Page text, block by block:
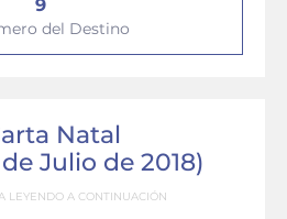
9
del Destino
Natal
Julio de 2018)
LEYENDO A CONTINUACIÓN